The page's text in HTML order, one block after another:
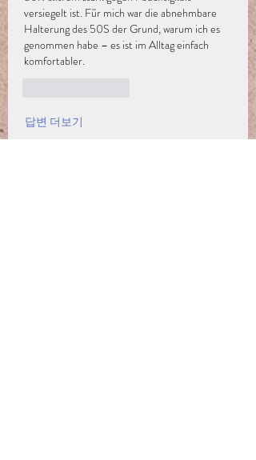
versiegelt ist. Für mich war die abnehmbare
Halterung des 50S der Grund, warum ich es
genommen habe – es ist im Alltag einfach
komfortabler.
답변 더보기